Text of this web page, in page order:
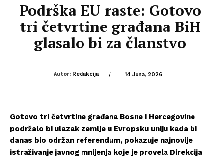
Podrška EU raste: Gotovo
tri četvrtine građana BiH
glasalo bi za članstvo
Autor: Redakcija / 14 Juna, 2026
Gotovo tri četvrtine građana Bosne i Hercegovine
podržalo bi ulazak zemlje u Evropsku uniju kada bi
danas bio održan referendum, pokazuje najnovije
istraživanje javnog mnijenja koje je provela Direkcija